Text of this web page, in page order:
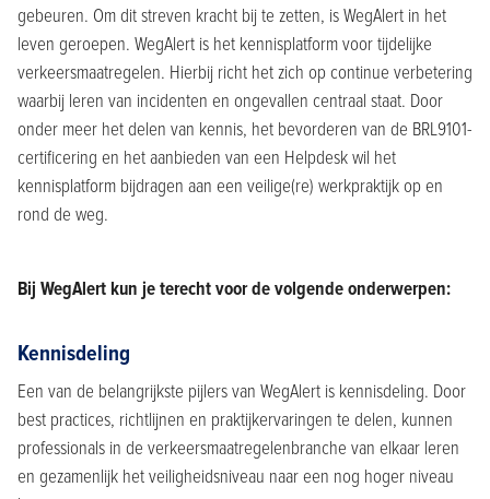
gebeuren. Om dit streven kracht bij te zetten, is WegAlert in het
leven geroepen. WegAlert is het kennisplatform voor tijdelijke
verkeersmaatregelen. Hierbij richt het zich op continue verbetering
waarbij leren van incidenten en ongevallen centraal staat. Door
onder meer het delen van kennis, het bevorderen van de BRL9101-
certificering en het aanbieden van een Helpdesk wil het
kennisplatform bijdragen aan een veilige(re) werkpraktijk op en
rond de weg.
Bij WegAlert kun je terecht voor de volgende onderwerpen:
Kennisdeling
Een van de belangrijkste pijlers van WegAlert is kennisdeling. Door
best practices, richtlijnen en praktijkervaringen te delen, kunnen
professionals in de verkeersmaatregelenbranche van elkaar leren
en gezamenlijk het veiligheidsniveau naar een nog hoger niveau